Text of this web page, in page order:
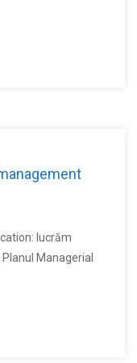
lucrăm
Managerial